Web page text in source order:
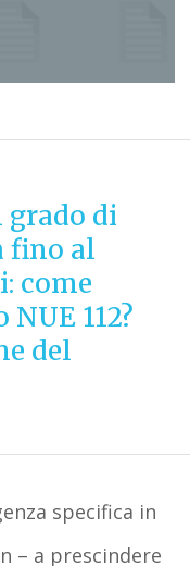
grado di
fino al
come
112?
del
specifica in
– a prescindere